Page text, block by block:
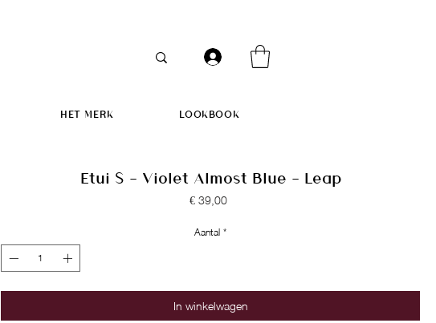
HET MERK LOOKBOOK
Etui S - Violet Almost Blue - Leap
€ 39,00Prijs
Aantal *
In winkelwagen